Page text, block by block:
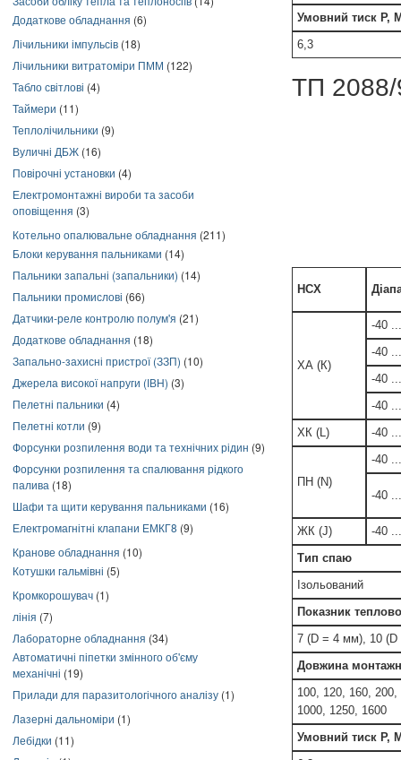
Додаткове обладнання (6)
Лічильники імпульсів (18)
Лічильники витратоміри ПММ (122)
Табло світлові (4)
Таймери (11)
Теплолічильники (9)
Вуличні ДБЖ (16)
Повірочні установки (4)
Електромонтажні вироби та засоби
оповіщення (3)
Котельно опалювальне обладнання (211)
Блоки керування пальниками (14)
Пальники запальні (запальники) (14)
Пальники промислові (66)
Датчики-реле контролю полум'я (21)
Додаткове обладнання (18)
Запально-захисні пристрої (ЗЗП) (10)
Джерела високої напруги (ІВН) (3)
Пелетні пальники (4)
Пелетні котли (9)
Форсунки розпилення води та технічних рідин (9)
Форсунки розпилення та спалювання рідкого
палива (18)
Шафи та щити керування пальниками (16)
Електромагнітні клапани ЕМКГ8 (9)
Кранове обладнання (10)
Котушки гальмівні (5)
Кромкорошувач (1)
лінія (7)
Лабораторне обладнання (34)
Автоматичні піпетки змінного об'єму
механічні (19)
Прилади для паразитологічного аналізу (1)
Лазерні дальноміри (1)
Лебідки (11)
Умовний тиск Р,
6,3
ТП
НСХ
ХА (К)
-40
-40
-40
-40
ХК (L)
-40
ПН (N)
-40
-40
ЖК (J)
-40
Тип спаю
Ізольований
Показник
7 (D = 4 мм), 10
Довжина
100, 120, 160,
1000, 1250, 1600
Умовний тиск Р,